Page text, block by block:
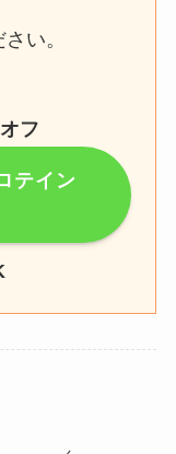
い。
フ
テイン